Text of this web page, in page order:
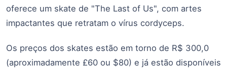
oferece um skate de "The Last of Us", com artes
impactantes que retratam o vírus cordyceps.
Os preços dos skates estão em torno de R$ 300,0
(aproximadamente £60 ou $80) e já estão disponíveis